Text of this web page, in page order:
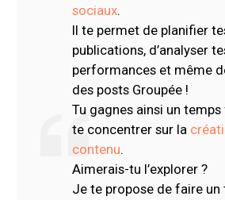
sociaux.
Il te permet de planifier
publications, d’analyser
performances et même
des posts Groupée !
Tu gagnes ainsi un
te concentrer sur la
contenu.
Aimerais-tu l’explorer ?
Je te propose de faire un